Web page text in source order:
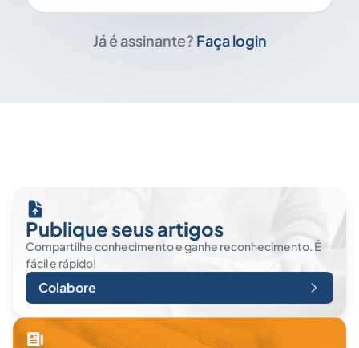
Já é assinante? Faça login
Publique seus artigos
Compartilhe conhecimento e ganhe reconhecimento. É
fácil e rápido!
Colabore